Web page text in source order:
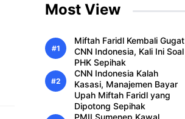
Most View
Miftah Faridl Kembali Gugat
CNN Indonesia, Kali Ini Soal
PHK Sepihak
CNN Indonesia Kalah
Kasasi, Manajemen Bayar
Upah Miftah Faridl yang
Dipotong Sepihak